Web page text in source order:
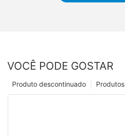
VOCÊ PODE GOSTAR
Produtos
Produto descontinuado